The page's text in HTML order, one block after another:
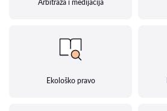
Arbitraža i medijacija
Ekološko pravo